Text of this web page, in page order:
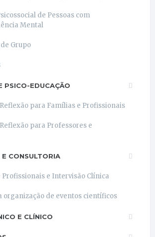
de Pessoas com
Mental
Grupo
PSICO-EDUCAÇÃO
para Famílias e Profissionais
para Professores e
E CONSULTORIA
Profissionais e Intervisão Clínica
organização de eventos científicos
E CLÍNICO